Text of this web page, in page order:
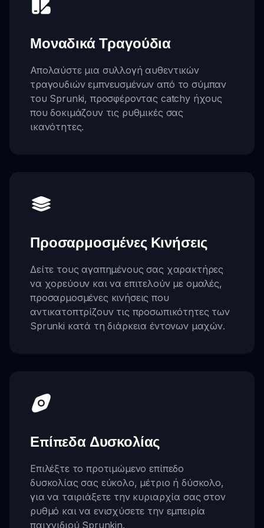
Μοναδικά Τραγούδια
Απολαύστε μια συλλογή αυθεντικών
τραγουδιών εμπνευσμένων από το σύμπαν
του Sprunki, προσφέροντας catchy ήχους
που δοκιμάζουν τις ρυθμικές σας
ικανότητες.
Προσαρμοσμένες Κινήσεις
Δείτε τους αγαπημένους σας χαρακτήρες
να χορεύουν και να επιτελούν με ομαλές,
προσαρμοσμένες κινήσεις που
αντικατοπτρίζουν τις προσωπικότητες των
Sprunki κατά τη διάρκεια έντονων μαχών.
Επίπεδα Δυσκολίας
Επιλέξτε το προτιμώμενο επίπεδο
δυσκολίας σας εύκολο, μέτριο ή δύσκολο,
για να ταιριάξετε την κυριαρχία σας στον
ρυθμό και να ενισχύσετε την εμπειρία
παιχνιδιού Sprunkin.